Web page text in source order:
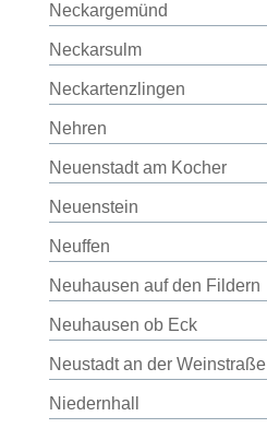
Neckargemünd
Neckarsulm
Neckartenzlingen
Nehren
Neuenstadt am Kocher
Neuenstein
Neuffen
Neuhausen auf den Fildern
Neuhausen ob Eck
Neustadt an der Weinstraße
Niedernhall